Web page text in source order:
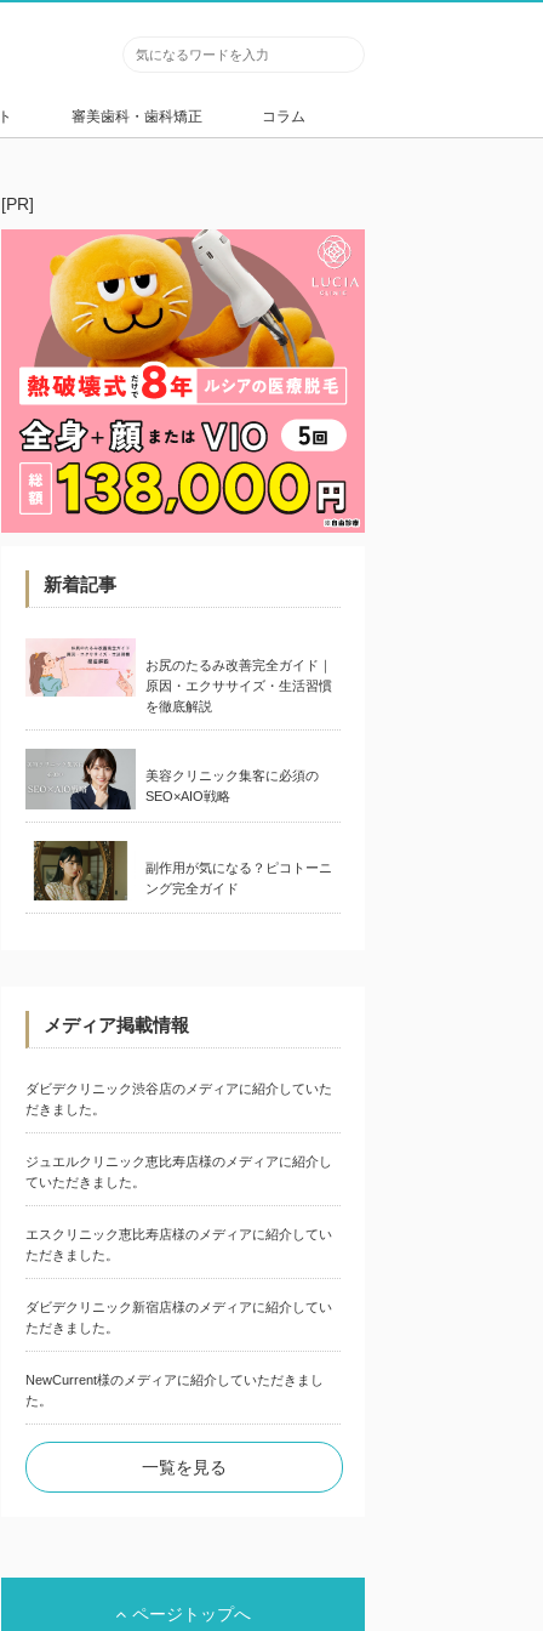
審美歯科・歯科矯正 コラム
[PR]
新着記事
お尻のたるみ改善完全ガイド｜
原因・エクササイズ・生活習慣
を徹底解説
美容クリニック集客に必須の
SEO×AIO戦略
副作用が気になる？ピコトーニ
ング完全ガイド
メディア掲載情報
ダビデクリニック渋谷店のメディアに紹介していた
だきました。
ジュエルクリニック恵比寿店様のメディアに紹介し
ていただきました。
エスクリニック恵比寿店様のメディアに紹介してい
ただきました。
ダビデクリニック新宿店様のメディアに紹介してい
ただきました。
NewCurrent様のメディアに紹介していただきまし
た。
一覧を見る
ページトップへ